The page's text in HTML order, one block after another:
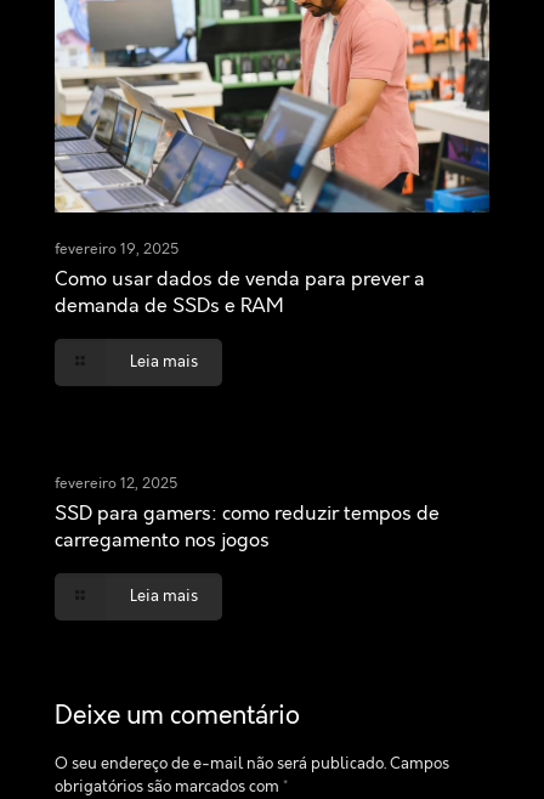
fevereiro 19, 2025
Como usar dados de venda para prever a
demanda de SSDs e RAM
Leia mais
fevereiro 12, 2025
SSD para gamers: como reduzir tempos de
carregamento nos jogos
Leia mais
Deixe um comentário
O seu endereço de e-mail não será publicado.Campos
obrigatórios são marcados com *